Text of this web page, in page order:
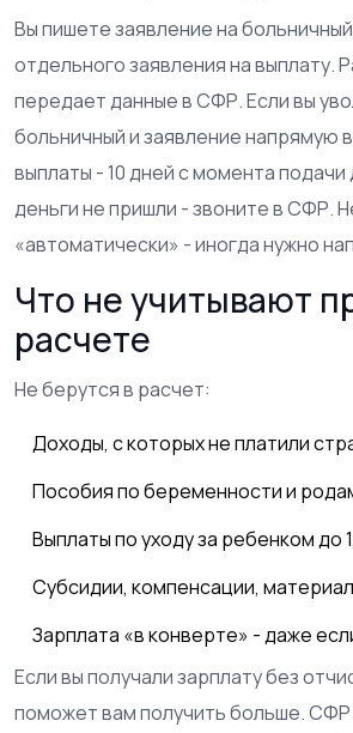
Вы пишете заявление на
отдельного заявления на выплату.
передает данные в СФР. Если вы
больничный и заявление напрямую
выплаты - 10 дней с момента
деньги не пришли - звоните в СФР.
«автоматически» - иногда нужно
Что не учитывают
расчете
Не берутся в расчет:
Доходы, с которых не платили
Пособия по беременности и
Выплаты по уходу за ребенком до
Субсидии, компенсации,
Зарплата «в конверте» - даже
Если вы получали зарплату без
поможет вам получить больше.